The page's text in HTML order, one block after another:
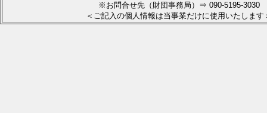
※お問合せ先（財団事務局）⇒ 090-5195-3030
＜ご記入の個人情報は当事業だけに使用いたします